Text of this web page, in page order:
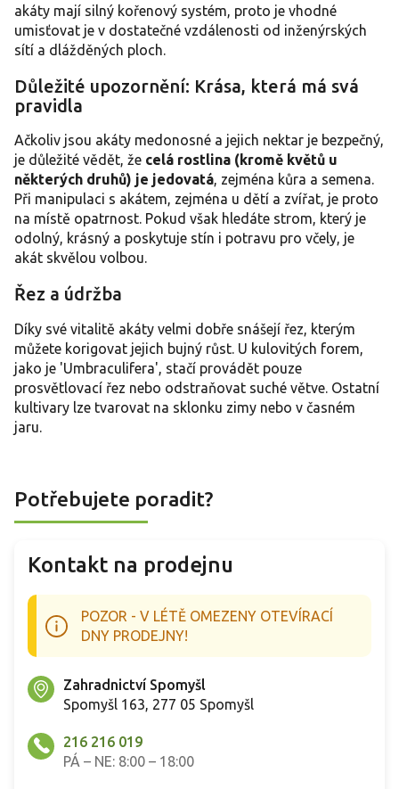
akáty mají silný kořenový systém, proto je vhodné
umisťovat je v dostatečné vzdálenosti od inženýrských
sítí a dlážděných ploch.
Důležité upozornění: Krása, která má svá
pravidla
Ačkoliv jsou akáty medonosné a jejich nektar je bezpečný,
je důležité vědět, že celá rostlina (kromě květů u
některých druhů) je jedovatá, zejména kůra a semena.
Při manipulaci s akátem, zejména u dětí a zvířat, je proto
na místě opatrnost. Pokud však hledáte strom, který je
odolný, krásný a poskytuje stín i potravu pro včely, je
akát skvělou volbou.
Řez a údržba
Díky své vitalitě akáty velmi dobře snášejí řez, kterým
můžete korigovat jejich bujný růst. U kulovitých forem,
jako je 'Umbraculifera', stačí provádět pouze
prosvětlovací řez nebo odstraňovat suché větve. Ostatní
kultivary lze tvarovat na sklonku zimy nebo v časném
jaru.
Potřebujete poradit?
Kontakt na prodejnu
POZOR - V LÉTĚ OMEZENY OTEVÍRACÍ
DNY PRODEJNY!
Zahradnictví Spomyšl
Spomyšl 163, 277 05 Spomyšl
216 216 019
PÁ – NE: 8:00 – 18:00